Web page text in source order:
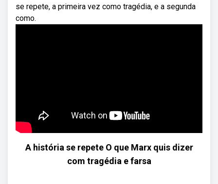
se repete, a primeira vez como tragédia, e a segunda
como.
A história se repete O que Marx quis dizer
com tragédia e farsa